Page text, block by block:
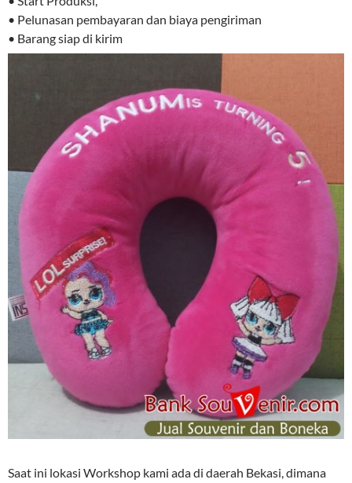
• Pelunasan pembayaran dan biaya pengiriman
• Barang siap di kirim
Saat ini lokasi Workshop kami ada di daerah Bekasi, dimana